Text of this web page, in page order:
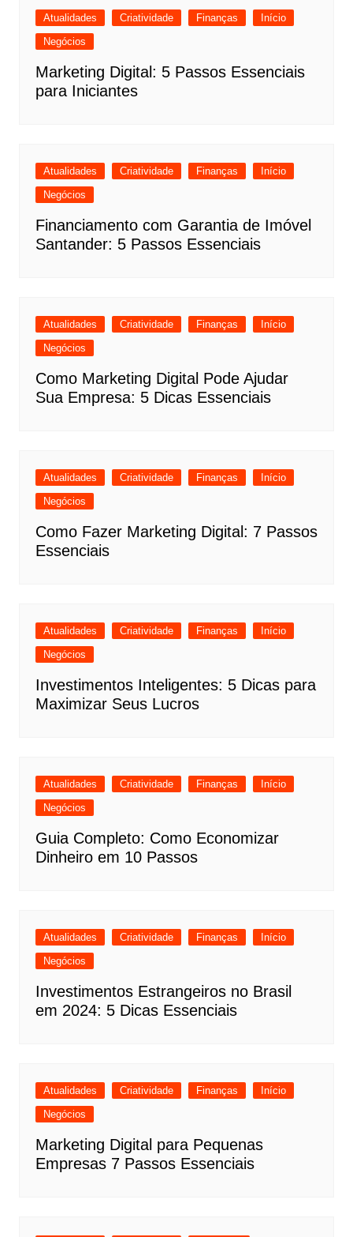
Atualidades Criatividade Finanças
Início
Negócios
Marketing Digital: 5 Passos Essenciais
para Iniciantes
Atualidades Criatividade Finanças
Início
Negócios
Financiamento com Garantia de Imóvel
Santander: 5 Passos Essenciais
Atualidades Criatividade Finanças
Início
Negócios
Como Marketing Digital Pode Ajudar
Sua Empresa: 5 Dicas Essenciais
Atualidades Criatividade Finanças
Início
Negócios
Como Fazer Marketing Digital: 7 Passos
Essenciais
Atualidades Criatividade Finanças
Início
Negócios
Investimentos Inteligentes: 5 Dicas para
Maximizar Seus Lucros
Atualidades Criatividade Finanças
Início
Negócios
Guia Completo: Como Economizar
Dinheiro em 10 Passos
Atualidades Criatividade Finanças
Início
Negócios
Investimentos Estrangeiros no Brasil
em 2024: 5 Dicas Essenciais
Atualidades Criatividade Finanças
Início
Negócios
Marketing Digital para Pequenas
Empresas 7 Passos Essenciais